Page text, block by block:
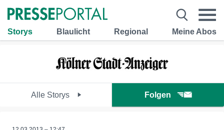
Storys Blaulicht Regional Meine Abos
Alle Storys Folgen